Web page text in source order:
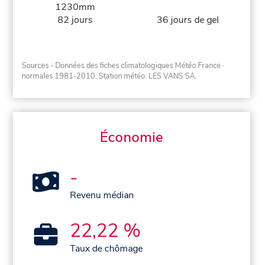
1230mm
82 jours
36 jours de gel
Sources - Données des fiches climatologiques Météo France ·
normales 1981-2010. Station météo: LES VANS SA.
Économie
-
Revenu médian
22,22 %
Taux de chômage